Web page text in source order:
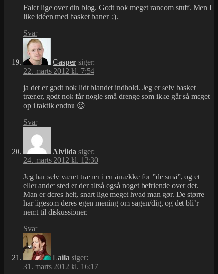
Faldt lige over din blog. Godt nok meget random stuff. Men I
like idéen med basket banen ;).
Svar
Casper siger:
22. marts 2012 kl. 7:54
ja det er godt nok lidt blandet indhold. Jeg er selv basket
træner, godt nok får nogle små drenge som ikke går så meget
op i taktik endnu 😉
Svar
Alvilda siger:
24. marts 2012 kl. 12:30
Jeg har selv været træner i en årrække for ”de små”, og et
eller andet sted er der altså også noget befriende over det.
Man er deres helt, snart lige meget hvad man gør. De større
har ligesom deres egen mening om sagen/dig, og det bli’r
nemt til diskussioner.
Svar
Laila siger:
31. marts 2012 kl. 16:17